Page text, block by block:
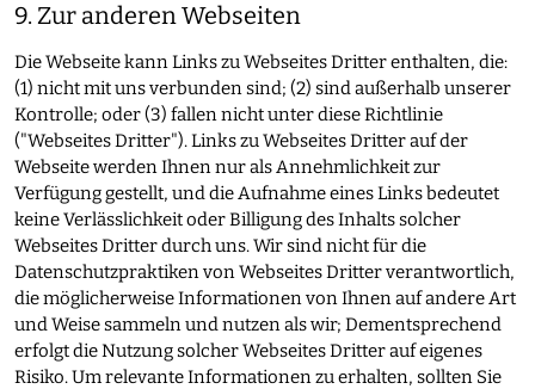
9. Zur anderen Webseiten
Die Webseite kann Links zu Webseites Dritter enthalten, die:
(1) nicht mit uns verbunden sind; (2) sind außerhalb unserer
Kontrolle; oder (3) fallen nicht unter diese Richtlinie
("Webseites Dritter"). Links zu Webseites Dritter auf der
Webseite werden Ihnen nur als Annehmlichkeit zur
Verfügung gestellt, und die Aufnahme eines Links bedeutet
keine Verlässlichkeit oder Billigung des Inhalts solcher
Webseites Dritter durch uns. Wir sind nicht für die
Datenschutzpraktiken von Webseites Dritter verantwortlich,
die möglicherweise Informationen von Ihnen auf andere Art
und Weise sammeln und nutzen als wir; Dementsprechend
erfolgt die Nutzung solcher Webseites Dritter auf eigenes
Risiko. Um relevante Informationen zu erhalten, sollten Sie